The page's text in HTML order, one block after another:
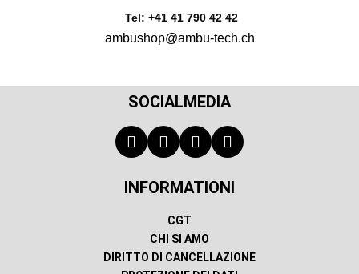
Tel: +41 41 790 42 42
ambushop@ambu-tech.ch
SOCIALMEDIA
INFORMATIONI
CGT
CHI SI AMO
DIRITTO DI CANCELLAZIONE